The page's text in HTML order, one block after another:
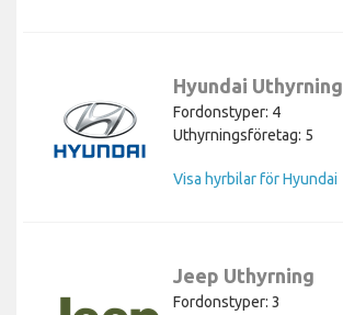
Hyundai Uthyrning
Fordonstyper: 4
Uthyrningsföretag: 5
Visa hyrbilar för Hyundai
Jeep Uthyrning
Fordonstyper: 3